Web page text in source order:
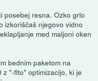
posebej resna. Ozko grlo
izkoriščaš njegovo vidno
med maljoni oken
bednim paketom na
"-flto" optimizacijo, ki je